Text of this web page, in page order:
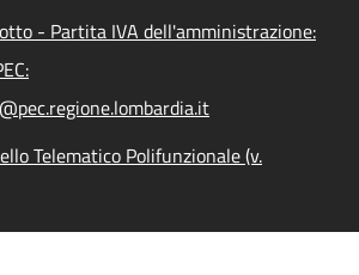
- Partita IVA dell'amministrazione:
Telematico Polifunzionale (v.